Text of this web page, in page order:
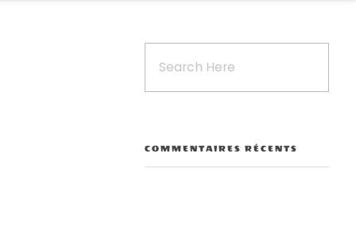
COMMENTAIRES RÉCENTS